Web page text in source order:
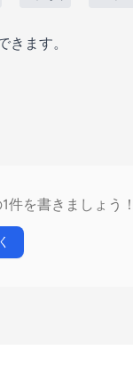
ます。
件を書きましょう！